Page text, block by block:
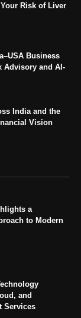
Risk of Liver
Business
Advisory and AI-
India and the
Vision
a
to Modern
and
Services